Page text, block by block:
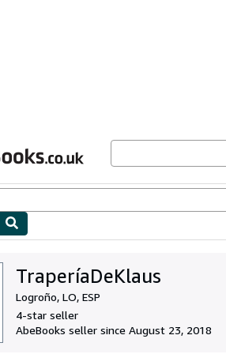
TraperíaDeKlaus
Logroño, LO, ESP
4-star seller
AbeBooks seller since August 23, 2018